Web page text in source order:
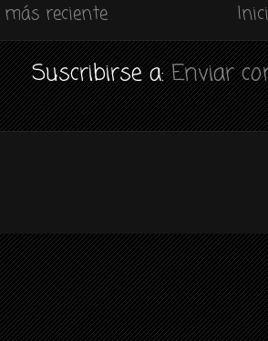
reciente
Suscribirse a:Enviar